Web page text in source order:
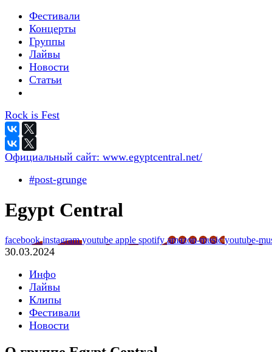
Фестивали
Концерты
Группы
Лайвы
Новости
Статьи
Rock is Fest
Официальный сайт: www.egyptcentral.net/
#post-grunge
Egypt Central
facebookinstagramyoutube apple spotifyamazon-musicyoutube-
30.03.2024
Инфо
Лайвы
Клипы
Фестивали
Новости